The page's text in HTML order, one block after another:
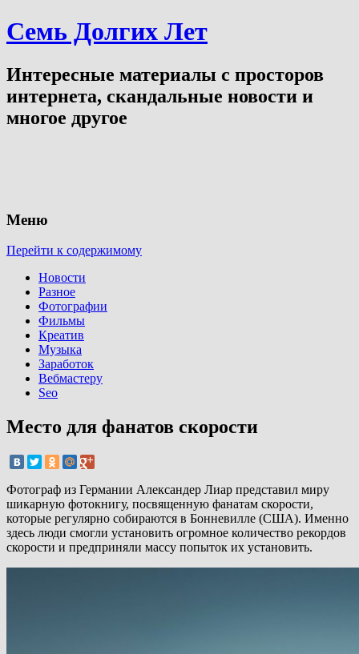
Семь Долгих Лет
Интересные материалы с просторов
интернета, скандальные новости и
многое другое
Меню
Перейти к содержимому
Новости
Разное
Фотографии
Фильмы
Креатив
Музыка
Заработок
Вебмастеру
Seo
Место для фанатов скорости
Фотограф из Германии Александер Лиар представил миру
шикарную фотокнигу, посвященную фанатам скорости,
которые регулярно собираются в Бонневилле (США). Именно
здесь люди смогли установить огромное количество рекордов
скорости и предприняли массу попыток их установить.